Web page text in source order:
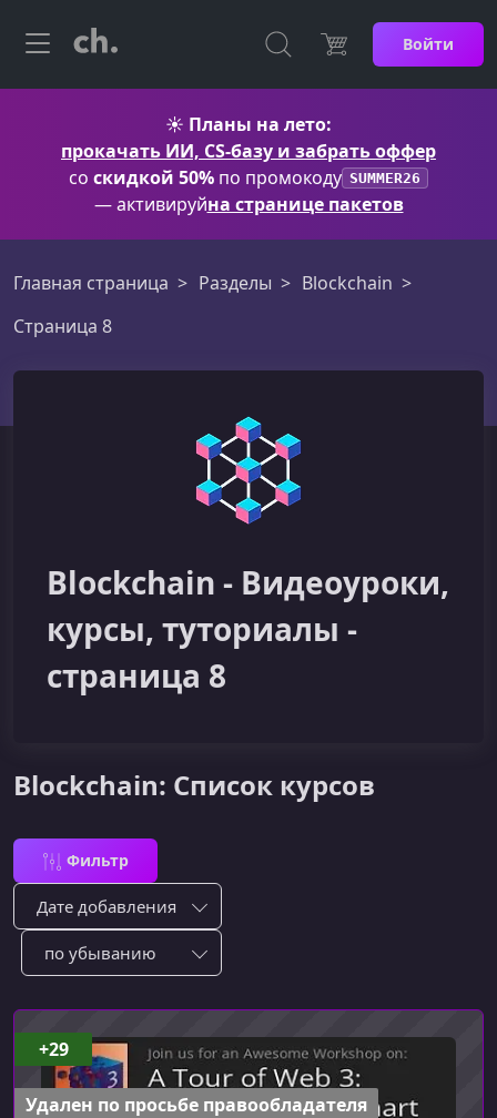
Войти
☀️ Планы на лето:
прокачать ИИ, CS-базу и забрать оффер
со скидкой 50% по промокоду SUMMER26
— активируйна странице пакетов
Главная страница Разделы
Blockchain
Страница 8
Blockchain - Видеоуроки,
курсы, туториалы -
страница 8
Blockchain: Список курсов
Фильтр
Сортировка по:
Сотировать по:
+29
Удален по просьбе правообладателя